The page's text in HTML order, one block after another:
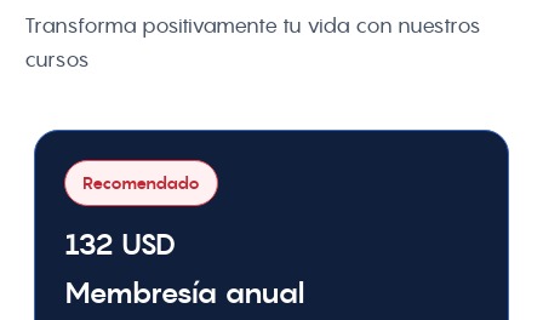
Transforma positivamente tu vida con nuestros
cursos
Recomendado
132 USD
Membresía anual